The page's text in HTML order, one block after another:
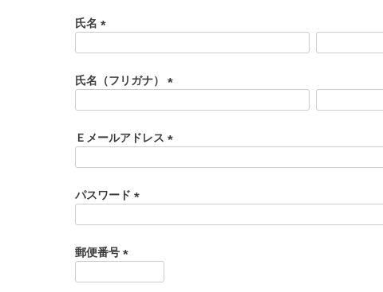
氏名
須
)
氏名（フリガナ）
須
)
Ｅメールアドレス
)
パスワード
)
郵便番号